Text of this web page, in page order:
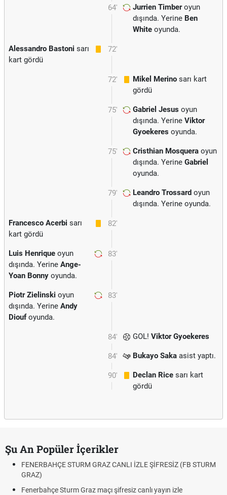
64' Jurrien Timberoyun
dışında. Yerine Ben
White oyunda.
72'
Alessandro Bastoni sarı
kart gördü
72' Mikel Merino sarı kart
gördü
75' Gabriel Jesus oyun
dışında. Yerine Viktor
Gyoekeres oyunda.
75' Cristhian Mosquera oyun
dışında. Yerine Gabriel
oyunda.
79' Leandro Trossard oyun
dışında. Yerine oyunda.
82'
Francesco Acerbi sarı
kart gördü
83'
Luis Henrique oyun
dışında. Yerine Ange-
Yoan Bonny oyunda.
83'
Piotr Zielinski oyun
dışında. Yerine Andy
Dioufoyunda.
84' GOL! Viktor Gyoekeres
84' Bukayo Saka asist yaptı.
90' Declan Rice sarı kart
gördü
Şu An Popüler İçerikler
FENERBAHÇE STURM GRAZ CANLI İZLE ŞİFRESİZ (FB STURM
GRAZ)
Fenerbahçe Sturm Graz maçı şifresiz canlı yayın izle